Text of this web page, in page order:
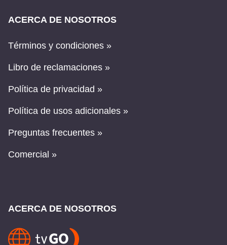
ACERCA DE NOSOTROS
Términos y condiciones »
Libro de reclamaciones »
Política de privacidad »
Política de usos adicionales »
Preguntas frecuentes »
Comercial »
ACERCA DE NOSOTROS